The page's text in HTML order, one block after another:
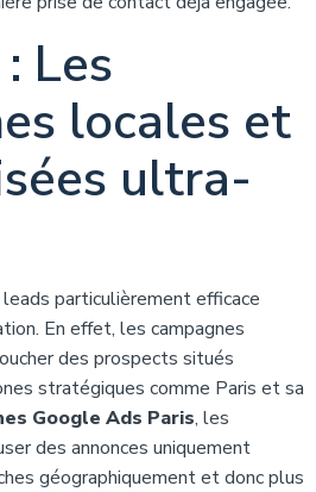
Les
locales et
ultra-
particulièrement efficace
En effet, les campagnes
des prospects situés
stratégiques comme Paris et sa
Google Ads Paris, les
des annonces uniquement
géographiquement et donc plus